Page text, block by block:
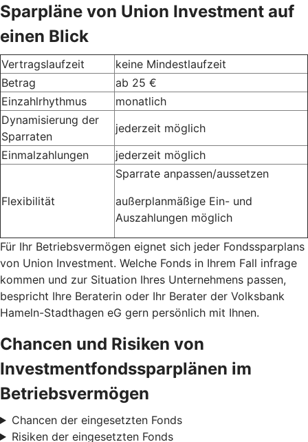
Sparpläne von Union Investment auf
einen Blick
Vertragslaufzeit
keine Mindestlaufzeit
Betrag
ab 25 €
Einzahlrhythmus
monatlich
Dynamisierung der
Sparraten
jederzeit möglich
Einmalzahlungen
jederzeit möglich
Flexibilität
Sparrate anpassen/aussetzen
außerplanmäßige Ein- und
Auszahlungen möglich
Für Ihr Betriebsvermögen eignet sich jeder Fondssparplans
von Union Investment. Welche Fonds in Ihrem Fall infrage
kommen und zur Situation Ihres Unternehmens passen,
bespricht Ihre Beraterin oder Ihr Berater der Volksbank
Hameln-Stadthagen eG gern persönlich mit Ihnen.
Chancen und Risiken von
Investmentfondssparplänen im
Betriebsvermögen
Chancen der eingesetzten Fonds
Risiken der eingesetzten Fonds